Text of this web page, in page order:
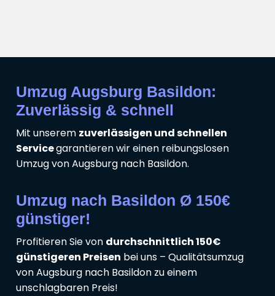
Umzug Augsburg Basildon:
Zuverlässig & schnell
Mit unserem zuverlässigen und schnellen
Servicegarantieren wir einen reibungslosen
Umzug von Augsburg nach Basildon.
Umzug nach Basildon Ø 150€
günstiger!
Profitieren Sie von durchschnittlich 150€
günstigeren Preisen bei uns – Qualitätsumzug
von Augsburg nach Basildon zu einem
unschlagbaren Preis!